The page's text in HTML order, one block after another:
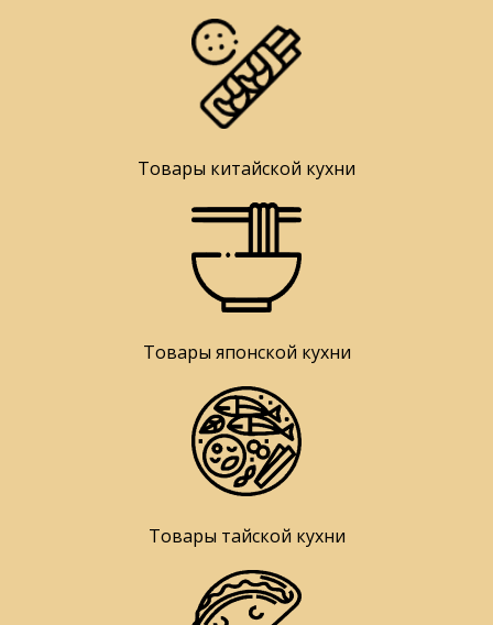
Товары китайской кухни
Товары японской кухни
Товары тайской кухни